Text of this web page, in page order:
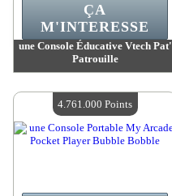
une Console Éducative Vtech Pat'
Patrouille
Quantité Disponible :4
ÇA
M'INTERESSE
4.761.000 Points